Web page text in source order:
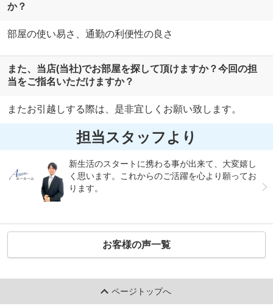
か？
部屋の使い易さ、通勤の利便性の良さ
また、当店(当社)でお部屋を探して頂けますか？今回の担
当をご指名いただけますか？
またお引越しする際は、是非宜しくお願い致します。
担当スタッフより
新生活のスタートに携わる事が出来て、大変嬉し
く思います。これからのご活躍を心より願ってお
ります。
お客様の声一覧
ページトップへ